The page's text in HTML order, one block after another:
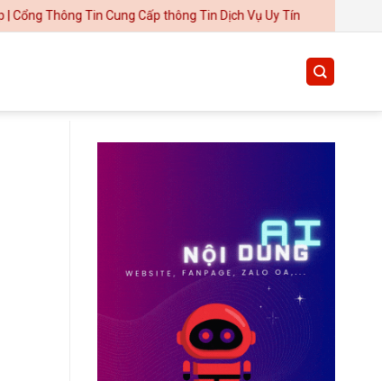
Tin Cung Cấp thông Tin Dịch Vụ Uy Tín